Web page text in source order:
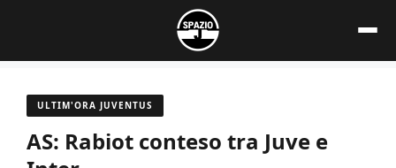
contenuto
ULTIM'ORA JUVENTUS
AS: Rabiot conteso tra Juve e